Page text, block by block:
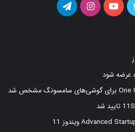
توییتر یوتیوب اینستاگرامتلگرام